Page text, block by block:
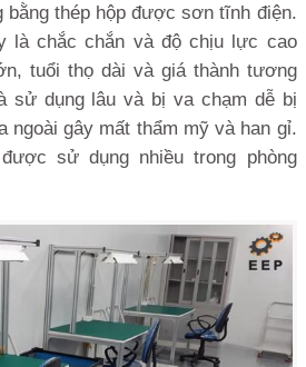
bằng thép hộp được sơn tĩnh điện.
là chắc chắn và độ chịu lực cao
tuổi thọ dài và giá thành tương
sử dụng lâu và bị va chạm dễ bị
ngoài gây mất thẩm mỹ và han gỉ.
sử dụng nhiều trong phòng